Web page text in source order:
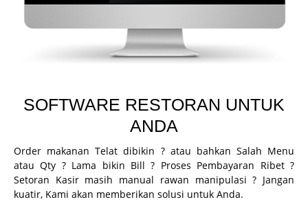
Printer Inkjet
Printer ID Card
Perlengkapan Kasir
Gondola
SOFTWARE RESTORAN UNTUK
ANDA
Order makanan Telat dibikin ? atau bahkan Salah Menu
atau Qty ? Lama bikin Bill ? Proses Pembayaran Ribet ?
Setoran Kasir masih manual rawan manipulasi ? Jangan
kuatir, Kami akan memberikan solusi untuk Anda.